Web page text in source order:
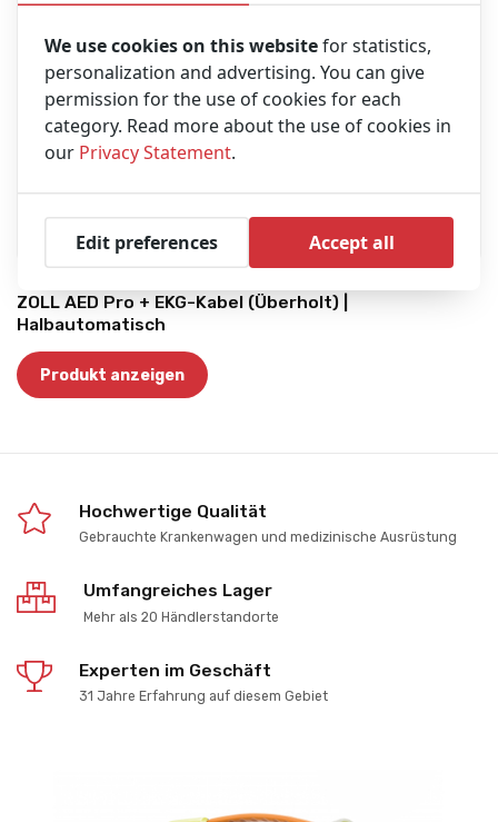
ZOLL AED Pro + EKG-Kabel (Überholt) |
Halbautomatisch
Produkt anzeigen
Hochwertige Qualität
Gebrauchte Krankenwagen und medizinische Ausrüstung
Umfangreiches Lager
Mehr als 20 Händlerstandorte
Experten im Geschäft
31 Jahre Erfahrung auf diesem Gebiet
We use cookies on this websitefor statistics,
personalization and advertising. You can give
permission for the use of cookies for each
category. Read more about the use of cookies in
our Privacy Statement.
Edit preferences Accept all